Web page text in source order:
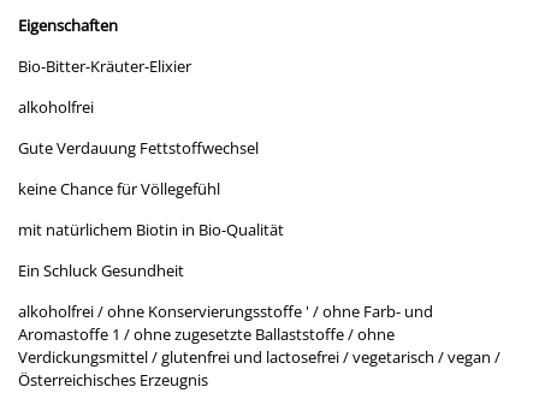
Eigenschaften
Bio-Bitter-Kräuter-Elixier
alkoholfrei
Gute Verdauung Fettstoffwechsel
keine Chance für Völlegefühl
mit natürlichem Biotin in Bio-Qualität
Ein Schluck Gesundheit
alkoholfrei / ohne Konservierungsstoffe ' / ohne Farb- und
Aromastoffe 1 / ohne zugesetzte Ballaststoffe / ohne
Verdickungsmittel / glutenfrei und lactosefrei / vegetarisch / vegan /
Österreichisches Erzeugnis